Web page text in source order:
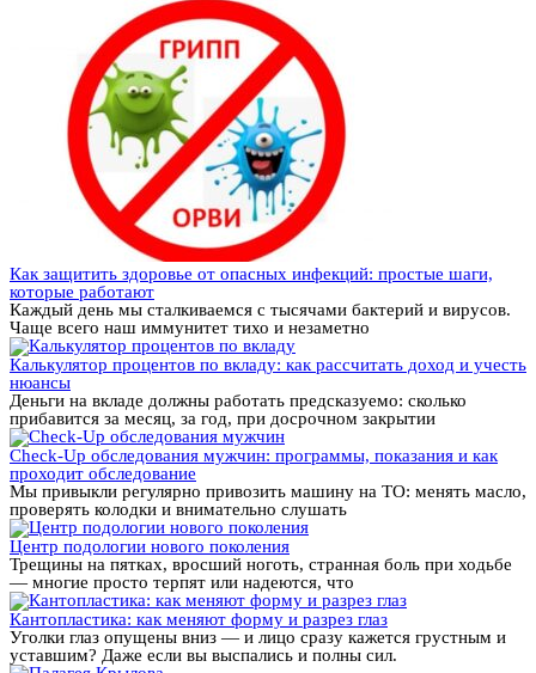
Как защитить здоровье от опасных инфекций: простые шаги,
которые работают
Каждый день мы сталкиваемся с тысячами бактерий и вирусов.
Чаще всего наш иммунитет тихо и незаметно
Калькулятор процентов по вкладу: как рассчитать доход и учесть
нюансы
Деньги на вкладе должны работать предсказуемо: сколько
прибавится за месяц, за год, при досрочном закрытии
Check-Up обследования мужчин: программы, показания и как
проходит обследование
Мы привыкли регулярно привозить машину на ТО: менять масло,
проверять колодки и внимательно слушать
Центр подологии нового поколения
Трещины на пятках, вросший ноготь, странная боль при ходьбе
— многие просто терпят или надеются, что
Кантопластика: как меняют форму и разрез глаз
Уголки глаз опущены вниз — и лицо сразу кажется грустным и
уставшим? Даже если вы выспались и полны сил.